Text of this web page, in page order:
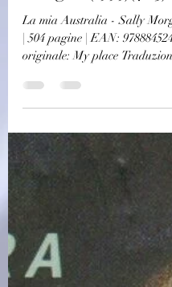
challagi
24 nov 2022
Saggistica
(2100) La mia
Morgan (1999)(41/3)
La mia Australia - Sally
| 504 pagine | EAN:
originale: My place